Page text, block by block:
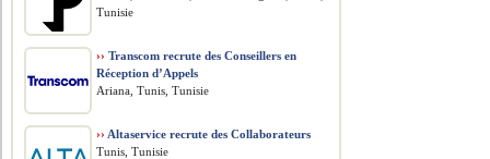
Tunisie
›› Transcom recrute des Conseillers en
Réception d’Appels
Ariana, Tunis, Tunisie
›› Altaservice recrute des Collaborateurs
Tunis, Tunisie